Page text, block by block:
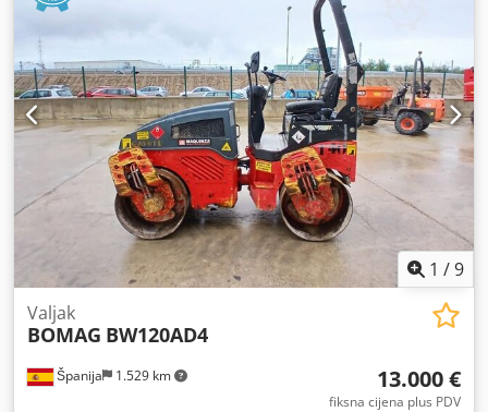
1 /9
Španija 1.529 km
Valjak
BOMAG BW120AD4
13.000 €
fiksna cijena plus PDV